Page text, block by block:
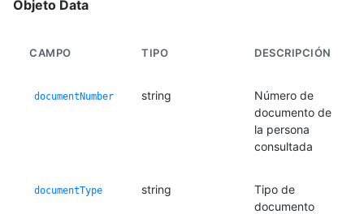
Objeto Data
CAMPO TIPO DESCRIPCIÓN
documentNumber string
Número de
documento de
la persona
consultada
documentType string
Tipo de
documento